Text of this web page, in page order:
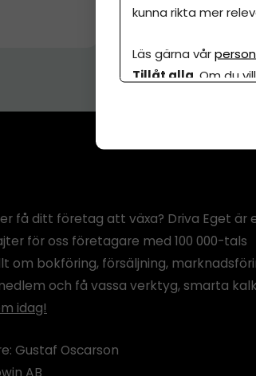
få ditt företag att växa? Driva Eget är
för oss företagare med 100 000-tals
om bokföring, försäljning,
och få vassa verktyg, smarta
idag!
Gustaf Oscarson
AB
kunna rikta mer
Läs gärna vår
Tillåt alla . Om du